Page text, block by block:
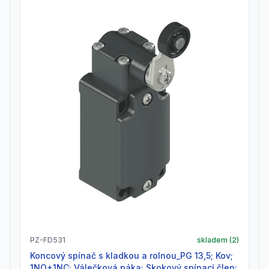
PZ-FD531 skladem (2)
Koncový spínač s kladkou a rolnou_PG 13,5; Kov;